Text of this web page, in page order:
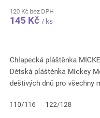
120 Kč bez DPH
145 Kč / ks
Chlapecká pláštěnka
Dětská pláštěnka Mickey
deštivých dnů pro všechny
110/116 122/128